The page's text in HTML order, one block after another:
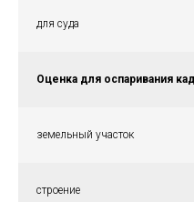
для суда
Оценка для оспаривания
земельный участок
строение